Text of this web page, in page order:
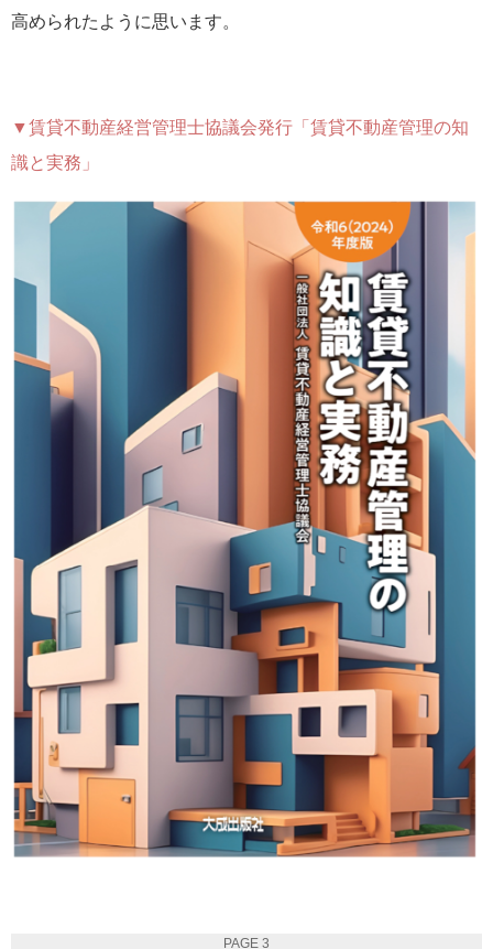
高められたように思います。
▼賃貸不動産経営管理士協議会発行「賃貸不動産管理の知
識と実務」
PAGE 3